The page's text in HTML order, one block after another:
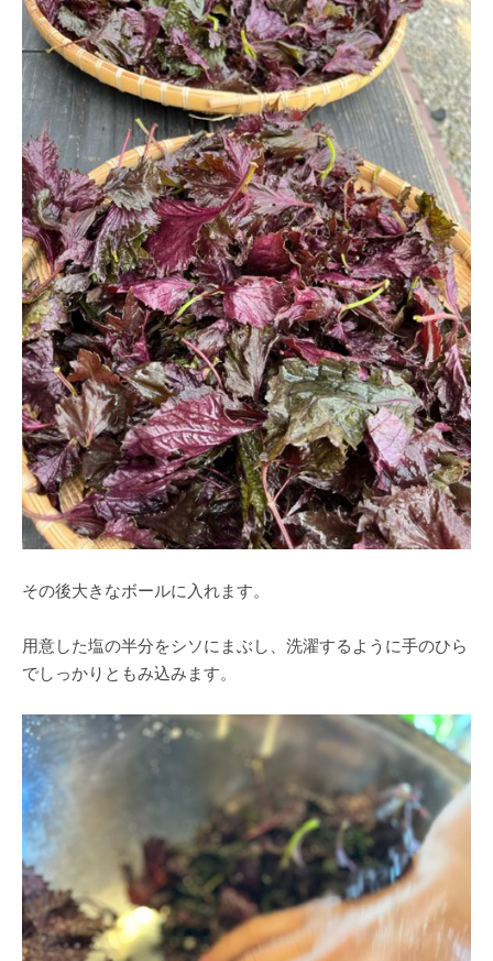
その後大きなボールに入れます。
用意した塩の半分をシソにまぶし、洗濯するように手のひら
でしっかりともみ込みます。